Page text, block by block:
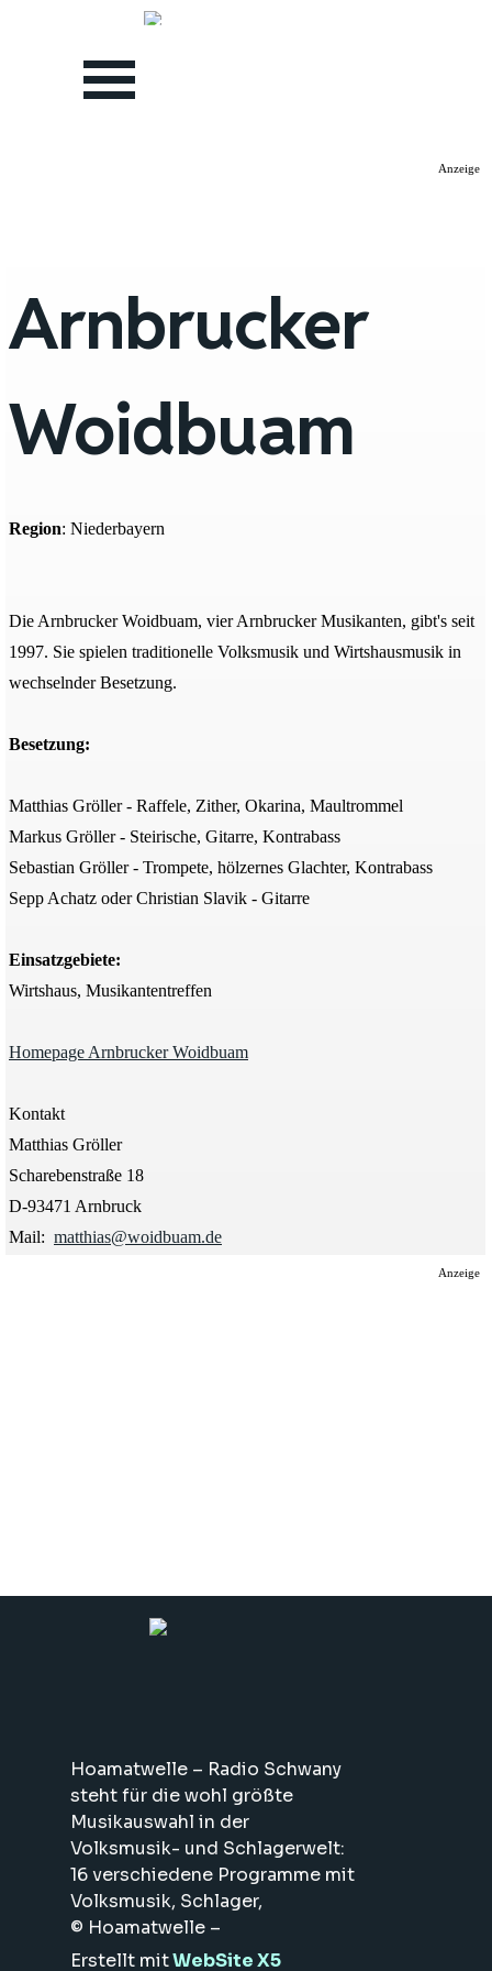
Direkt zum Seiteninhalt
Anzeige
Arnbrucker
Woidbuam
Region: Niederbayern
Die Arnbrucker Woidbuam, vier Arnbrucker Musikanten, gibt's seit
1997. Sie spielen traditionelle Volksmusik und Wirtshausmusik in
wechselnder Besetzung.
Besetzung:
Matthias Gröller - Raffele, Zither, Okarina, Maultrommel
Markus Gröller - Steirische, Gitarre, Kontrabass
Sebastian Gröller - Trompete, hölzernes Glachter, Kontrabass
Sepp Achatz oder Christian Slavik - Gitarre
Einsatzgebiete:
Wirtshaus, Musikantentreffen
Homepage Arnbrucker Woidbuam
Kontakt
Matthias Gröller
Scharebenstraße 18
D-93471 Arnbruck
Mail: matthias@woidbuam.de
Anzeige
Hoamatwelle – Radio Schwany
steht für die wohl größte
Musikauswahl in der
Volksmusik- und Schlagerwelt:
16 verschiedene Programme mit
Volksmusik, Schlager,
Blasmusik, Country,
internationalen Hits sowie
© Hoamatwelle –
Radio Schwany. Alle
Erstellt mitWebSite X5